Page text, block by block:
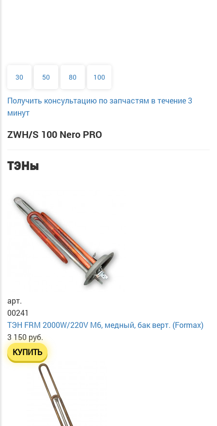
30 50 80 100
Получить консультацию по запчастям в течение 3
минут
ZWH/S 100 Nero PRO
ТЭНы
арт.
00241
ТЭН FRM 2000W/220V M6, медный, бак верт. (Formax)
3 150 руб.
КУПИТЬ